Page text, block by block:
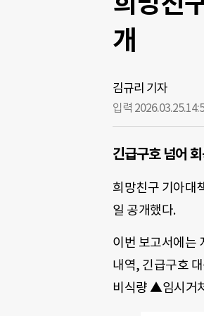
개
김규리 기자
입력 2026.03.25.
긴급구호 넘어
희망친구 기아대
일 공개했다.
이번 보고서에는
내역, 긴급구호
비식량 ▲임시거